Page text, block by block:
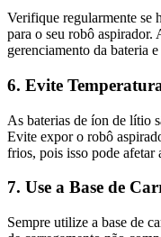
Verifique regularmente se
para o seu robô
gerenciamento da bateria
6. Evite
As baterias de íon de lítio
Evite expor o robô
frios, pois isso pode afetar
7. Use a Base de
Sempre utilize a base de